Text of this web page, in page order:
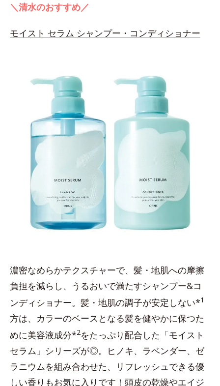
＼清水のおすすめ／
モイスト セラム シャンプー・コンディショナー
濃密なめらかテクスチャーで、髪・地肌への摩擦
負担を減らし、うるおいで満たすシャンプー&コ
ンディショナー。髪・地肌の調子が安定しない*1
方は、カラーのベースとなる髪を健やかに保つた
めに美容液成分*2をたっぷり配合した「モイスト
セラム」シリーズが◎。ヒノキ、ラベンダー、ゼ
ラニウムを組み合わせた、リフレッシュできる優
しい香りもお気に入りです！頭皮の乾燥やエイジ